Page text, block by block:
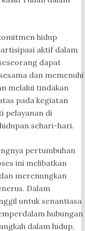
hidup
aktif dalam
dapat
dan memenuhi
melalui tindakan
pada kegiatan
pelayanan di
sehari-hari.
pertumbuhan
ini melibatkan
merenungkan
Dalam
untuk senantiasa
hubungan
dalam hidup,